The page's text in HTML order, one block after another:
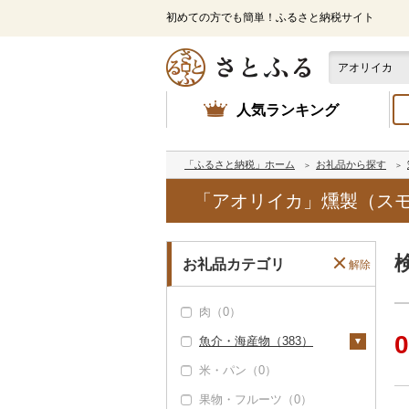
初めての方でも簡単！ふるさと納税サイト
人気ランキング
「ふるさと納税」ホーム お礼品から探す
「アオリイカ」燻製（ス
お礼品カテゴリ 解除
肉（0）
魚介・海産物（383）
カニ（2）
ズワイガニ（0）
エビ（3）
米・パン（0）
果物・フルーツ（0）
0